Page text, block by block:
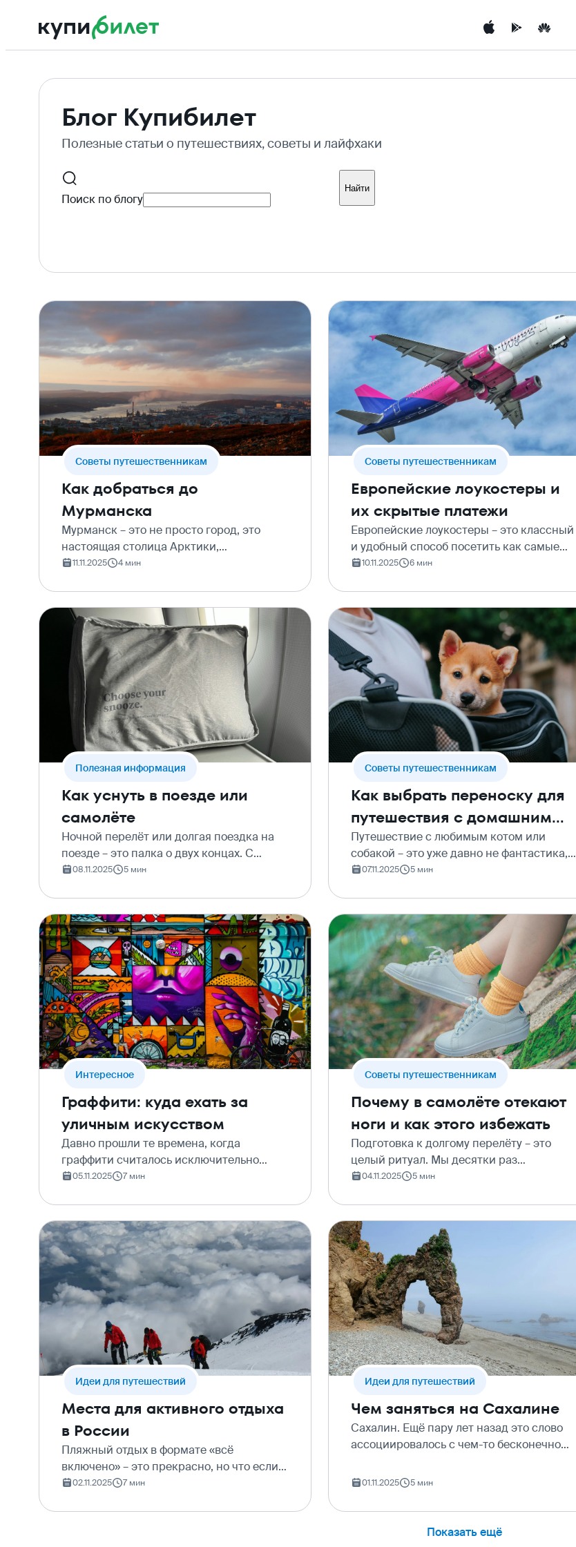
Блог Купибилет
Полезные статьи о путешествиях, советы и лайфхаки
Поиск по блогу
Найти
Cоветы путешественникам
Как добраться до
Мурманска
Мурманск – это не просто город, это
настоящая столица Арктики,
крупнейший в мире город за Полярным
спрашивают многие. В самой что ни на
есть арктической! Это край, г…
11.11.2025 4 мин
Cоветы путешественникам
Европейские лоукостеры и
их скрытые платежи
Европейские лоукостеры – это классный
и удобный способ посетить как самые
раскрученные туристические споты, так
всему региону. Цены на билеты – порой
просто смех (напр…
10.11.2025 6 мин
Полезная информация
Как уснуть в поезде или
самолёте
Ночной перелёт или долгая поездка на
поезде – это палка о двух концах. С
одной стороны, это предвкушение
времени отпуска. С другой –
перспектива провести бессонную…
08.11.2025 5 мин
Cоветы путешественникам
Как выбрать переноску для
путешествия с домашним
животным
Путешествие с любимым котом или
собакой – это уже давно не фантастика, а
для многих – счастливая реальность. Но
испытал минимум стресса, к поездке
нужно подготовит…
07.11.2025 5 мин
Интересное
Граффити: куда ехать за
уличным искусством
Давно прошли те времена, когда
граффити считалось исключительно
вандализмом. Сегодня стрит-арт – это
современного искусства, превращающее
серые городские стены в галереи под…
05.11.2025 7 мин
Cоветы путешественникам
Почему в самолёте отекают
ноги и как этого избежать
Подготовка к долгому перелёту – это
целый ритуал. Мы десятки раз
проверяем паспорт, скачиваем фильмы в
окна или у прохода. Но в этой суете мы
часто забываем о са…
04.11.2025 5 мин
Идеи для путешествий
Места для активного отдыха
в России
Пляжный отдых в формате «всё
включено» – это прекрасно, но что если
душа просит большего? Если хочется не
экрана телефона, а стать частью этого
02.11.2025 7 мин
Идеи для путешествий
Чем заняться на Сахалине
Сахалин. Ещё пару лет назад это слово
ассоциировалось с чем-то бесконечно
красной икрой и книгой Чехова. Но
Сахалин вдруг превратился в одн…
01.11.2025 5 мин
Показать ещё